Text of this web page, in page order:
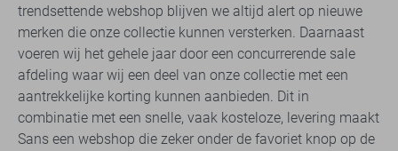
trendsettende webshop blijven we altijd alert op nieuwe
merken die onze collectie kunnen versterken. Daarnaast
voeren wij het gehele jaar door een concurrerende sale
afdeling waar wij een deel van onze collectie met een
aantrekkelijke korting kunnen aanbieden. Dit in
combinatie met een snelle, vaak kosteloze, levering maakt
Sans een webshop die zeker onder de favoriet knop op de